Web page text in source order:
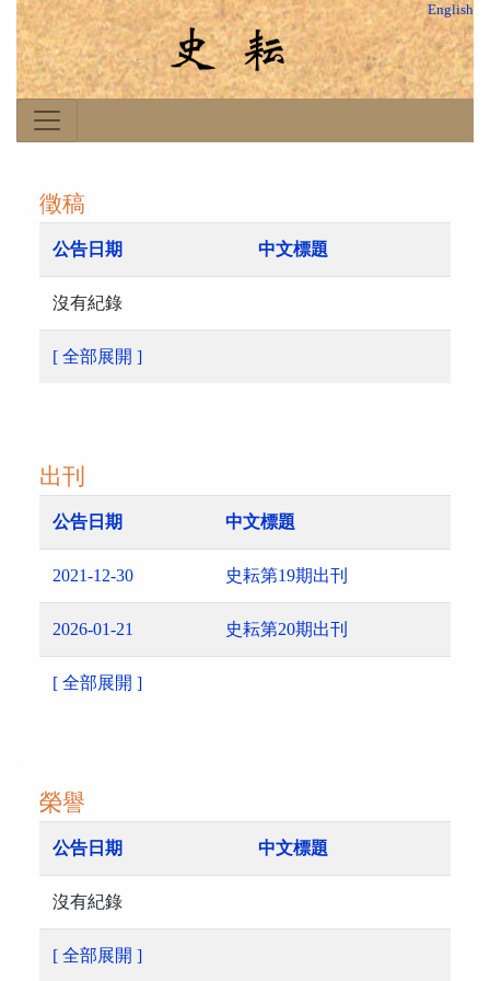
English
徵稿
公告日期 中文標題
沒有紀錄
[ 全部展開 ]
出刊
公告日期 中文標題
2021-12-30 史耘第19期出刊
2026-01-21 史耘第20期出刊
[ 全部展開 ]
榮譽
公告日期 中文標題
沒有紀錄
[ 全部展開 ]